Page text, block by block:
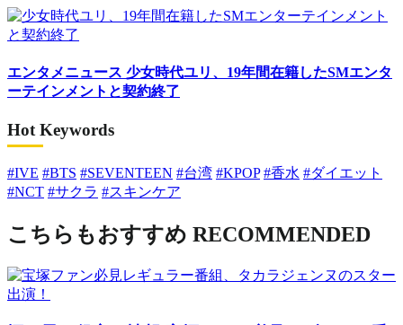
エンタメニュース 少女時代ユリ、19年間在籍したSMエンタ
ーテインメントと契約終了
Hot Keywords
#IVE #BTS #SEVENTEEN #台湾 #KPOP #香水 #ダイエット
#NCT #サクラ #スキンケア
こちらもおすすめ RECOMMENDED